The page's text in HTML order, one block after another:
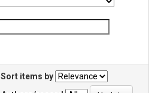
Sort items by